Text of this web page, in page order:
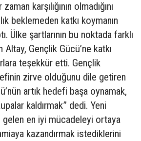
karşılığının olmadığını
beklemeden katkı koymanın
Ülke şartlarının bu noktada farklı
Gençlik Gücü’ne katkı
teşekkür etti. Gençlik
zirve olduğunu dile getiren
artık hedefi başa oynamak,
kaldırmak” dedi. Yeni
en iyi mücadeleyi ortaya
kazandırmak istediklerini